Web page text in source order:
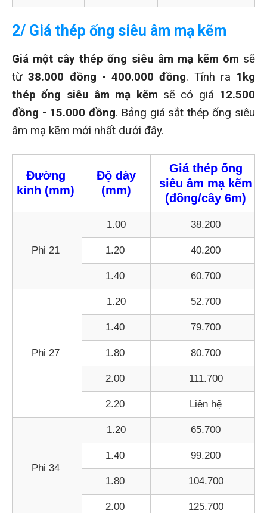
2/ Giá thép ống siêu âm mạ kẽm
Giá một cây thép ống siêu âm mạ kẽm 6m sẽ
từ38.000 đồng - 400.000 đồng. Tính ra 1kg
thép ống siêu âm mạ kẽm sẽ có giá 12.500
đồng - 15.000 đồng. Bảng giá sắt thép ống siêu
âm mạ kẽm mới nhất dưới đây.
Đường
kính (mm)
Độ dày
(mm)
Giá thép ống
siêu âm mạ kẽm
(đồng/cây 6m)
Phi 21
1.00 38.200
1.20 40.200
1.40 60.700
Phi 27
1.20 52.700
1.40 79.700
1.80 80.700
2.00 111.700
2.20 Liên hệ
Phi 34
1.20 65.700
1.40 99.200
1.80 104.700
2.00 125.700